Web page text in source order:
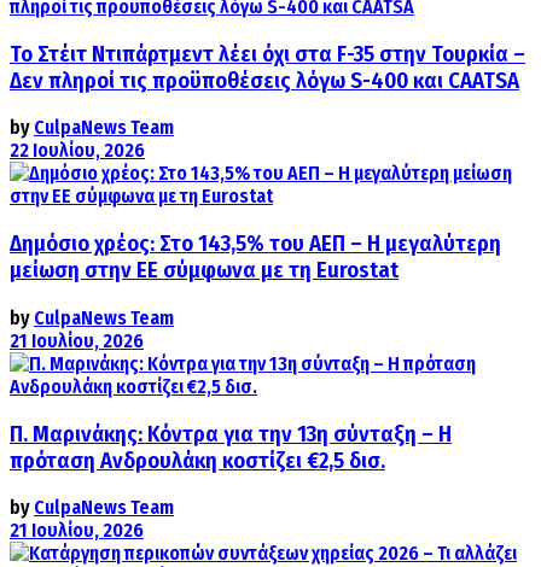
Το Στέιτ Ντιπάρτμεντ λέει όχι στα F-35 στην Τουρκία –
Δεν πληροί τις προϋποθέσεις λόγω S-400 και CAATSA
by CulpaNews Team
22 Ιουλίου, 2026
Δημόσιο χρέος: Στο 143,5% του ΑΕΠ – Η μεγαλύτερη
μείωση στην ΕΕ σύμφωνα με τη Eurostat
by CulpaNews Team
21 Ιουλίου, 2026
Π. Μαρινάκης: Κόντρα για την 13η σύνταξη – Η
πρόταση Ανδρουλάκη κοστίζει €2,5 δισ.
by CulpaNews Team
21 Ιουλίου, 2026